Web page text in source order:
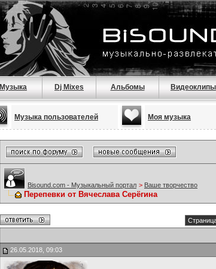
Музыка Dj Mixes Альбомы Видеоклипы
Музыка пользователей Моя музыка
Bisound.com - Музыкальный портал > Ваше творчество
Перепевки от Вячеслава Серёгина
26.05.2018, 09:03